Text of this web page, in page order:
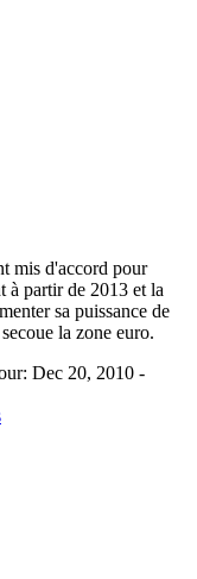
mis d'accord pour
à partir de 2013 et la
sa puissance de
la zone euro.
Dec 20, 2010 -